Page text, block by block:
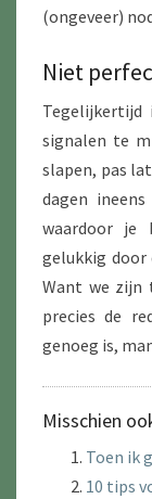
(ongeveer)
Niet
Tegelijkertijd
signalen te
slapen, pas
dagen
waardoor je
gelukkig door
Want we zijn
precies de
genoeg is,
Misschien
Toen ik
10 tips